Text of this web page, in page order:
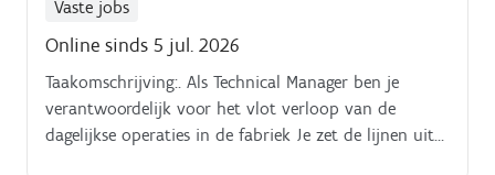
Vaste jobs
Online sinds 5 jul. 2026
Taakomschrijving:. Als Technical Manager ben je
verantwoordelijk voor het vlot verloop van de
dagelijkse operaties in de fabriek Je zet de lijnen uit